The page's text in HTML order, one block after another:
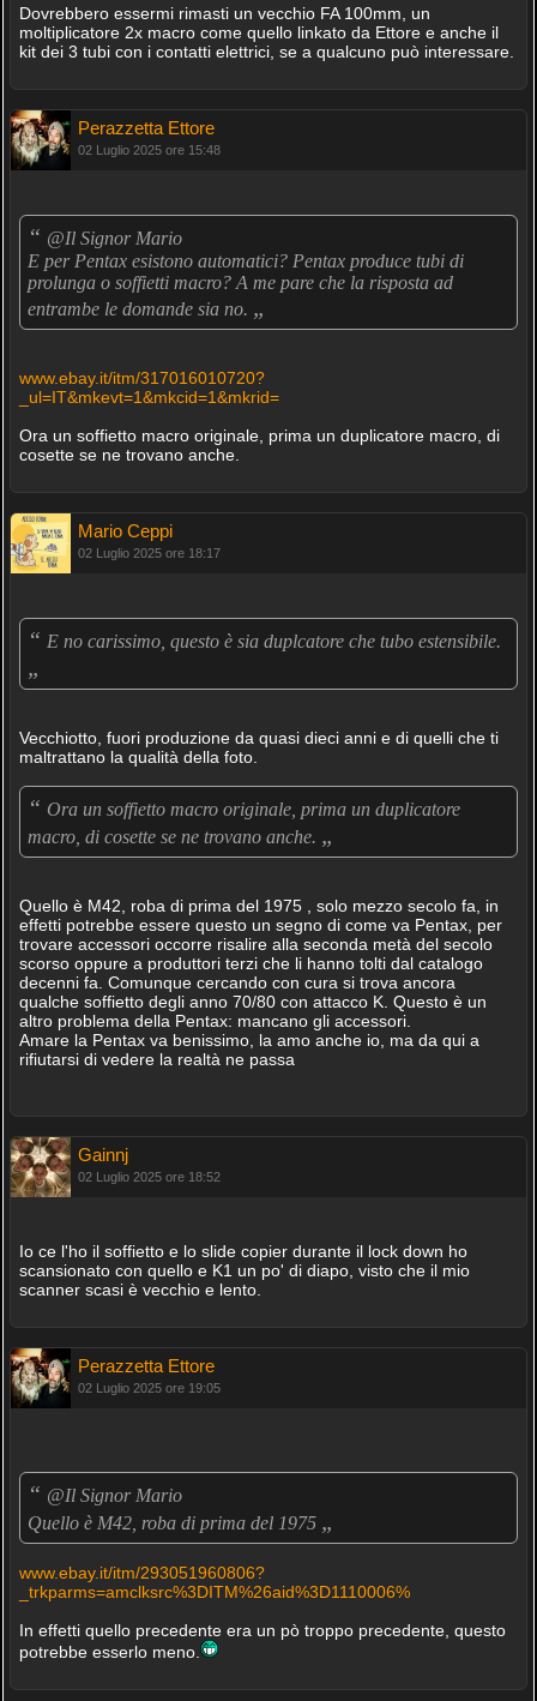
Dovrebbero essermi rimasti un vecchio FA 100mm, un
moltiplicatore 2x macro come quello linkato da Ettore e anche il
kit dei 3 tubi con i contatti elettrici, se a qualcuno può interessare.
Perazzetta Ettore
02 Luglio 2025 ore 15:48
“ @Il Signor Mario
E per Pentax esistono automatici? Pentax produce tubi di
prolunga o soffietti macro? A me pare che la risposta ad
entrambe le domande sia no. „
www.ebay.it/itm/317016010720?
_ul=IT&mkevt=1&mkcid=1&mkrid=
Ora un soffietto macro originale, prima un duplicatore macro, di
cosette se ne trovano anche.
Mario Ceppi
02 Luglio 2025 ore 18:17
“ E no carissimo, questo è sia duplcatore che tubo estensibile.
„
Vecchiotto, fuori produzione da quasi dieci anni e di quelli che ti
maltrattano la qualità della foto.
“ Ora un soffietto macro originale, prima un duplicatore
macro, di cosette se ne trovano anche. „
Quello è M42, roba di prima del 1975 , solo mezzo secolo fa, in
effetti potrebbe essere questo un segno di come va Pentax, per
trovare accessori occorre risalire alla seconda metà del secolo
scorso oppure a produttori terzi che li hanno tolti dal catalogo
decenni fa. Comunque cercando con cura si trova ancora
qualche soffietto degli anno 70/80 con attacco K. Questo è un
altro problema della Pentax: mancano gli accessori.
Amare la Pentax va benissimo, la amo anche io, ma da qui a
rifiutarsi di vedere la realtà ne passa
Gainnj
02 Luglio 2025 ore 18:52
Io ce l'ho il soffietto e lo slide copier durante il lock down ho
scansionato con quello e K1 un po' di diapo, visto che il mio
scanner scasi è vecchio e lento.
Perazzetta Ettore
02 Luglio 2025 ore 19:05
“ @Il Signor Mario
Quello è M42, roba di prima del 1975 „
www.ebay.it/itm/293051960806?
_trkparms=amclksrc%3DITM%26aid%3D1110006%
In effetti quello precedente era un pò troppo precedente, questo
potrebbe esserlo meno.